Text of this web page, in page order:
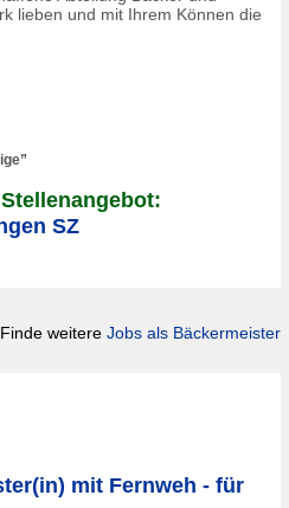
lieben und mit Ihrem Können die
SZ
Finde weitere Jobs als Bäckermeister
mit Fernweh - für